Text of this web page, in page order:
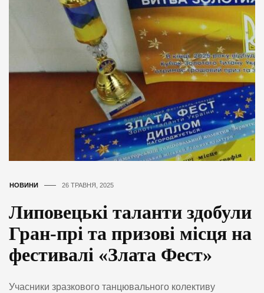
НОВИНИ 26 ТРАВНЯ, 2025
Липовецькі таланти здобули
Гран-прі та призові місця на
фестивалі «Злата Фест»
Учасники зразкового танцювального колективу